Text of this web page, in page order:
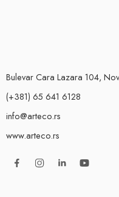
Bulevar Cara Lazara 104,
(+381) 65 641 6128
info@arteco.rs
www.arteco.rs